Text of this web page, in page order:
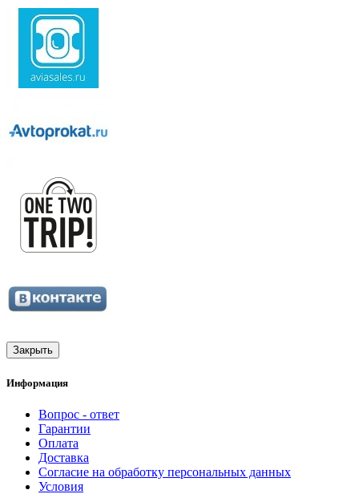
Закрыть
Информация
Вопрос - ответ
Гарантии
Оплата
Доставка
Согласие на обработку персональных данных
Условия